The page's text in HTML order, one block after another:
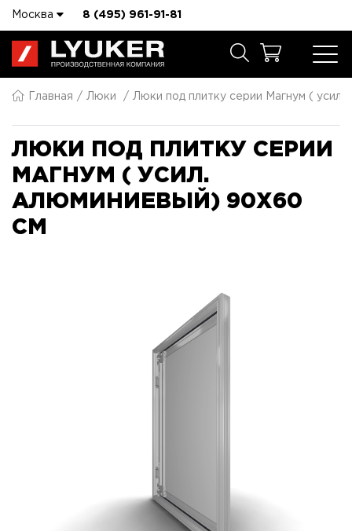
Москва 8 (495) 961-91-81
Главная Люки Люки под плитку серии Магнум ( усил.
ЛЮКИ ПОД ПЛИТКУ СЕРИИ
МАГНУМ ( УСИЛ.
АЛЮМИНИЕВЫЙ) 90X60
СМ